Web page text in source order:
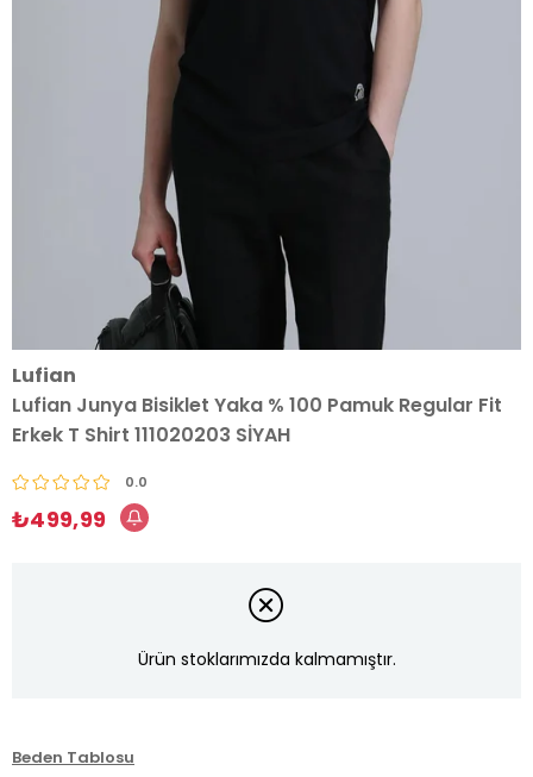
Lufian
Lufian Junya Bisiklet Yaka % 100 Pamuk Regular Fit
Erkek T Shirt 111020203 SİYAH
0.0
₺499,99
Ürün stoklarımızda kalmamıştır.
Beden Tablosu